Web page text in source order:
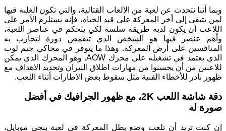
وبما أننا نتحدث عن لعبة من الالعاب القتالية، والتي تكون الغلبة فيها
لمن يتبقى إلى أخر المعركة على قيد الحياة، فإنه يستلزم الأمر على
اللاعب أن يكون لديه طريقة سلسة لكي يتحكم في عناصر اللعبة،
وأهم عنصر فيها هو الشخص الذي تتقمص دورة لتحارب به
المنافسين على أرض المعركة. وهذا ما يتوفر في محاكي جيم لوب
الذي يعتمد في تشغيله على محرك AOW. وهو المحرك الذي يمكن
للاعبين من أن يحسنوا من مهارات اطلاق النيران وتحديد الاهداف مع
ظهور نادر للأخطاء الفنية مثل سقوط بعض الاطارات أثناء اللعب.
دقة شاشة اللعب 2K، مع ظهور الجرافيك في أفضل
صورة له
إن كنت تريد أن تلعب وضع بطل المعركة في لعبة ببجي موبايل،